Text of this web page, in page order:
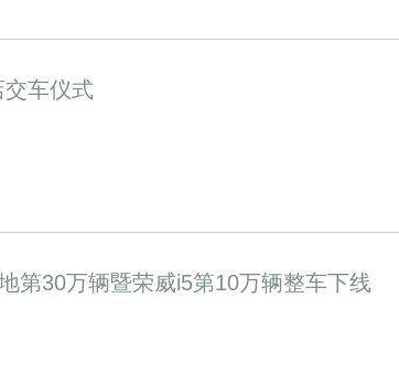
交车仪式
第30万辆暨荣威i5第10万辆整车下线